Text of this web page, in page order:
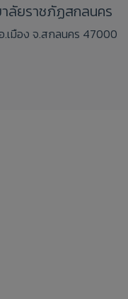
าลัยราชภัฏสกลนคร
.เมือง จ.สกลนคร 47000